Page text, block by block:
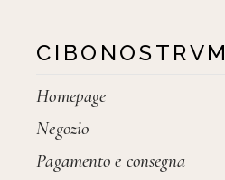
CIBONOSTRVM
Homepage
Negozio
Pagamento e consegna